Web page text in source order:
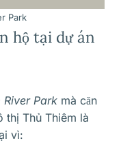
Park
hộ tại dự án
River Park mà căn
thị Thủ Thiêm là
vì: